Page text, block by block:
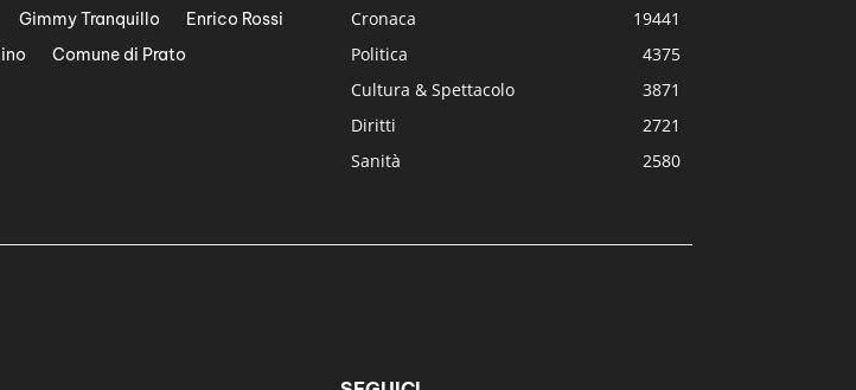
Gimmy Tranquillo
Enrico Rossi
Comune di Prato
Cronaca
19441
Politica
4375
Cultura & Spettacolo
3871
Diritti
2721
Sanità
2580